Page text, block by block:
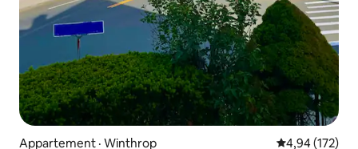
Appartement · Winthrop Note
4,94 (172)